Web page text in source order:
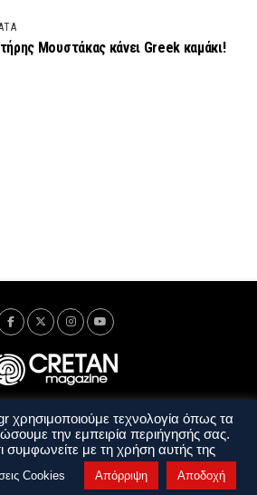
Μουστάκας κάνει Greek καμάκι!
Πολιτική Απορρήτου
Όροι Χρήσης
Όροι και Προϋποθέσεις
χρησιμοποιούμε τεχνολογία όπως τα
την εμπειρία περιήγησής σας.
συμφωνείτε με τη χρήση αυτής της
Cookies Απόρριψη Αποδοχή